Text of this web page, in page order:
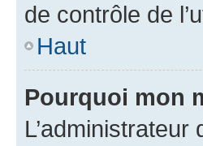
de contrôle de
Haut
Pourquoi mon